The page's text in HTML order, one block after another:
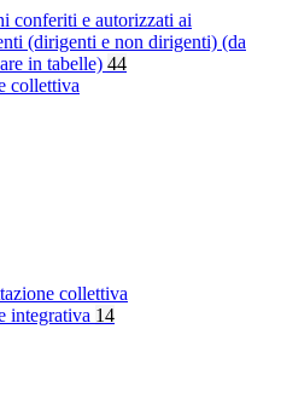
conferiti e autorizzati ai
(dirigenti e non dirigenti) (da
in tabelle) 44
collettiva
collettiva
integrativa 14